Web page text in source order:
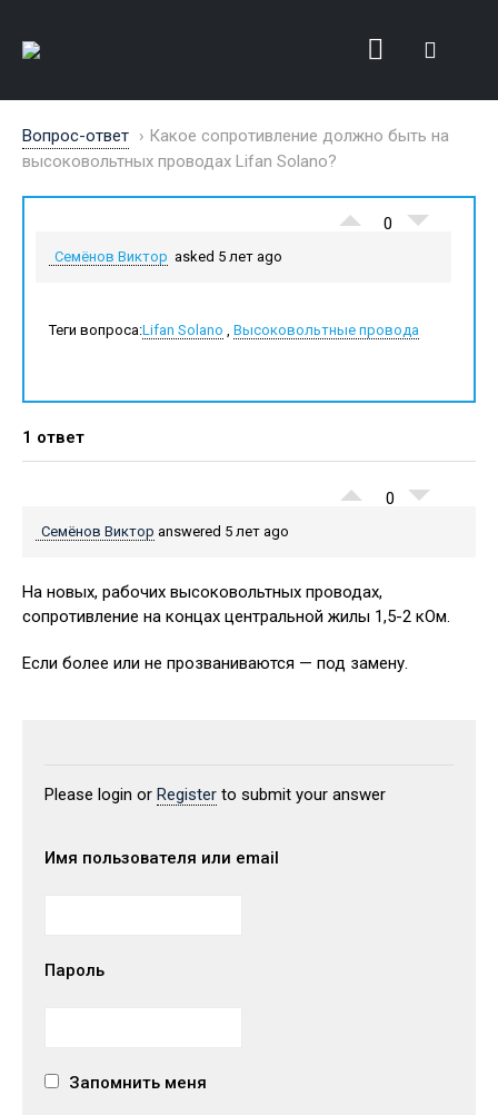
Вопрос-ответ › Какое сопротивление должно быть на
высоковольтных проводах Lifan Solano?
0
Семёнов Виктор asked 5 лет ago
Теги вопроса:Lifan Solano , Высоковольтные провода
1 ответ
0
Семёнов Виктор answered 5 лет ago
На новых, рабочих высоковольтных проводах,
сопротивление на концах центральной жилы 1,5-2 кОм.
Если более или не прозваниваются — под замену.
Please login or Register to submit your answer
Имя пользователя или email
Пароль
Запомнить меня